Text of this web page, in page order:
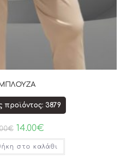
ΜΠΛΟΥΖΑ
προϊόντος: 3879
€ 14.00€
στο καλάθι